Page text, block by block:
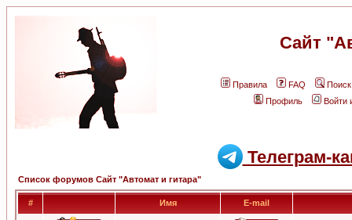
Сайт
Правила FAQ
Поиск
Профиль
Войти
Телеграм-
Список форумов Сайт "Автомат и гитара"
# Имя E-mail